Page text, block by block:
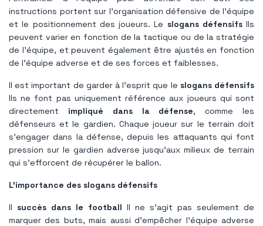
instructions portent sur l'organisation défensive de l'équipe
et le positionnement des joueurs. Le slogans défensifsIls
peuvent varier en fonction de la tactique ou de la stratégie
de l'équipe, et peuvent également être ajustés en fonction
de l'équipe adverse et de ses forces et faiblesses.
Il est important de garder à l'esprit que le slogans défensifs
Ils ne font pas uniquement référence aux joueurs qui sont
directement impliqué dans la défense, comme les
défenseurs et le gardien. Chaque joueur sur le terrain doit
s'engager dans la défense, depuis les attaquants qui font
pression sur le gardien adverse jusqu'aux milieux de terrain
qui s'efforcent de récupérer le ballon.
L'importance des slogans défensifs
Il succès dans le football Il ne s’agit pas seulement de
marquer des buts, mais aussi d’empêcher l’équipe adverse